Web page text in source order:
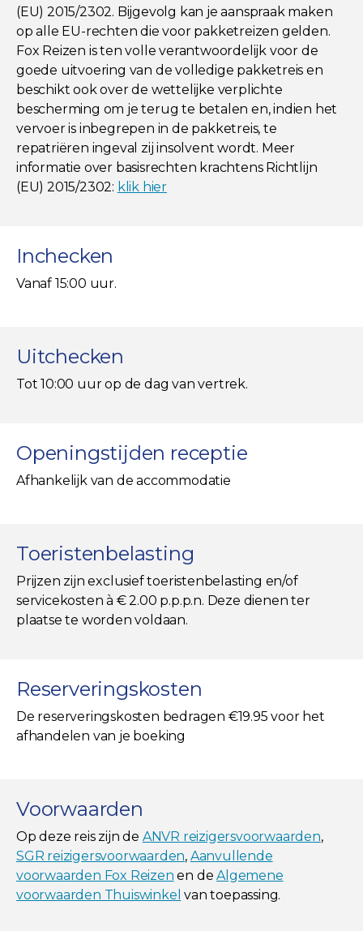
(EU) 2015/2302. Bijgevolg kan je aanspraak maken
op alle EU-rechten die voor pakketreizen gelden.
Fox Reizen is ten volle verantwoordelijk voor de
goede uitvoering van de volledige pakketreis en
beschikt ook over de wettelijke verplichte
bescherming om je terug te betalen en, indien het
vervoer is inbegrepen in de pakketreis, te
repatriëren ingeval zij insolvent wordt. Meer
informatie over basisrechten krachtens Richtlijn
(EU) 2015/2302: klik hier
Inchecken
Vanaf 15:00 uur.
Uitchecken
Tot 10:00 uur op de dag van vertrek.
Openingstijden receptie
Afhankelijk van de accommodatie
Toeristenbelasting
Prijzen zijn exclusief toeristenbelasting en/of
servicekosten à € 2.00 p.p.p.n. Deze dienen ter
plaatse te worden voldaan.
Reserveringskosten
De reserveringskosten bedragen €19.95 voor het
afhandelen van je boeking
Voorwaarden
Op deze reis zijn de ANVR reizigersvoorwaarden,
SGR reizigersvoorwaarden, Aanvullende
voorwaarden Fox Reizen en deAlgemene
voorwaarden Thuiswinkel van toepassing.